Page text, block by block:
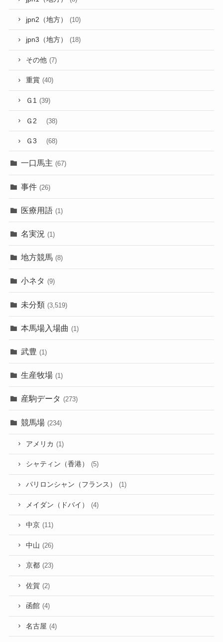
jpn2（地方） (10)
jpn3（地方） (18)
その他 (7)
重賞 (40)
Ｇ1 (39)
Ｇ2 (38)
Ｇ3 (68)
一口馬主 (67)
事件 (26)
医療用語 (1)
名実況 (1)
地方競馬 (8)
小ネタ (9)
未分類 (3,519)
本馬場入場曲 (1)
武豊 (1)
生産牧場 (1)
産駒データ (273)
競馬場 (234)
アメリカ (1)
シャティン（香港） (5)
パリロンシャン（フランス） (1)
メイダン（ドバイ） (4)
中京 (11)
中山 (26)
京都 (23)
佐賀 (2)
函館 (4)
名古屋 (4)